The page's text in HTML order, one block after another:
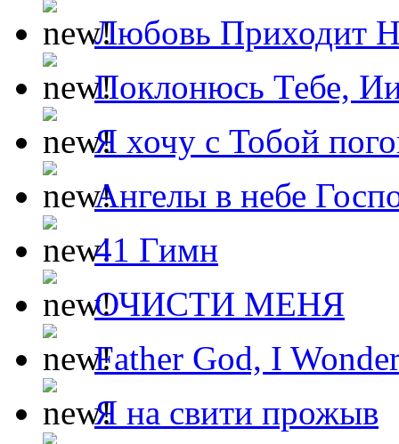
Любовь Приходит
Поклонюсь Тебе,
Я хочу с Тобой
Ангелы в небе
41 Гимн
ОЧИСТИ МЕНЯ
Father God, I
Я на свити прожыв